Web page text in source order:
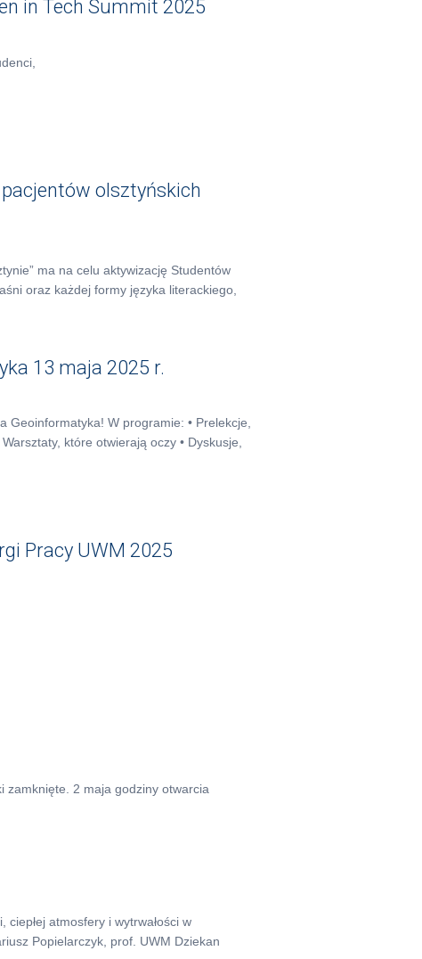
in Tech Summit 2025
olsztyńskich
ma na celu aktywizację Studentów
oraz każdej formy języka literackiego,
13 maja 2025 r.
Geoinformatyka! W programie: • Prelekcje,
które otwierają oczy • Dyskusje,
Pracy UWM 2025
zamknięte. 2 maja godziny otwarcia
ciepłej atmosfery i wytrwałości w
Popielarczyk, prof. UWM Dziekan